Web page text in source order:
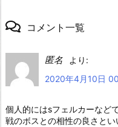
コメント一覧
匿名
より:
2020年4月10日
個人的にはsフェルカーなど
戦のボスとの相性の良さと